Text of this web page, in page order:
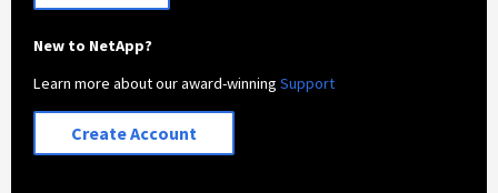
New to NetApp?
Learn more about our award-winningSupport
Create Account